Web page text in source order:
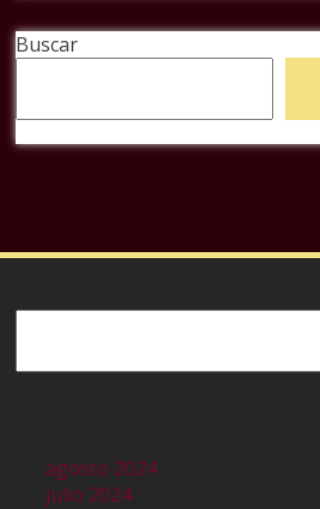
Buscar
agosto 2024
julio 2024